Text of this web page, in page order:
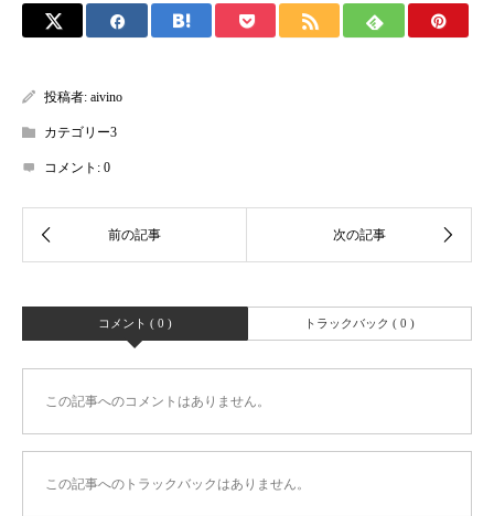
投稿者: aivino
カテゴリー3
コメント: 0
コメント ( 0 ) トラックバック ( 0 )
この記事へのコメントはありません。
この記事へのトラックバックはありません。